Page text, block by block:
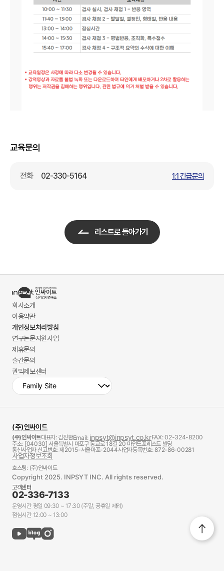
교육문의
전화 02-330-5164 1:1 긴급문의
리스트로 돌아가기
회사소개
이용약관
개인정보처리방침
연구논문지원사업
제휴문의
출간문의
권익제보센터
(주)인싸이트
(주)인싸이트대표자: 김진환Email: inpsyt@inpsyt.co.krFAX: 02-324-8200
주소: [04030] 서울특별시 마포구 동교로 18길 20 마인드포레스트 빌딩
통신사업자 신고번호: 제2015-서울마포-2044사업자등록번호: 872-86-00281
사업자정보조회
호스팅: (주)인싸이트
Copyright 2025. INPSYT INC. All rights reserved.
고객센터
02-336-7133
운영시간 평일 09:30 ~ 17:30 (주말, 공휴일 제외)
점심시간 12:00 ~ 13:00